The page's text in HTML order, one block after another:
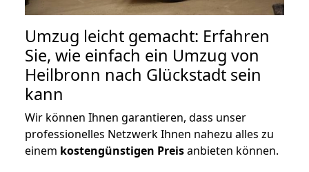
Umzug leicht gemacht: Erfahren
Sie, wie einfach ein Umzug von
Heilbronn nach Glückstadt sein
kann
Wir können Ihnen garantieren, dass unser
professionelles Netzwerk Ihnen nahezu alles zu
einem kostengünstigen Preisanbieten können.